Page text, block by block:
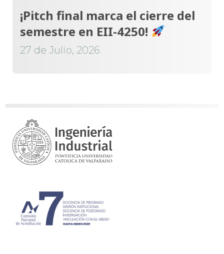
¡Pitch final marca el cierre del
semestre en EII-4250!
27 de Julio, 2026